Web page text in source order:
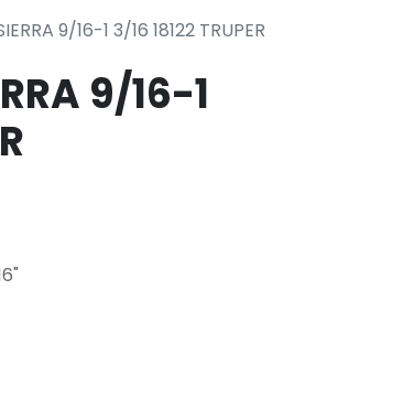
9/16-1 3/16 18122 TRUPER
9/16-1